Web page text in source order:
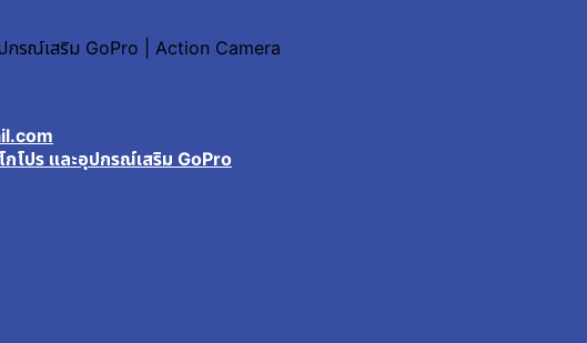
ปกรณ์เสริม GoPro | Action Camera
โปร และอุปกรณ์เสริม GoPro